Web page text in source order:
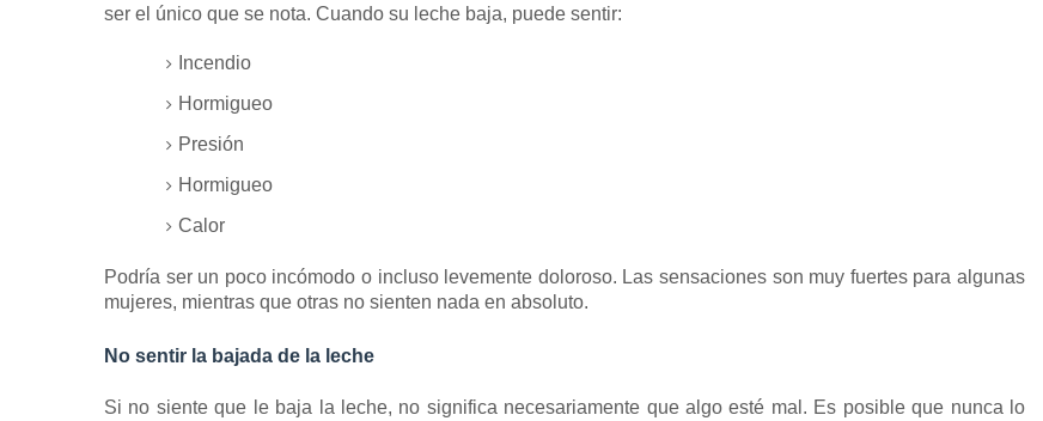
ser el único que se nota. Cuando su leche baja, puede sentir:
Incendio
Hormigueo
Presión
Hormigueo
Calor
Podría ser un poco incómodo o incluso levemente doloroso. Las sensaciones son muy fuertes para algunas
mujeres, mientras que otras no sienten nada en absoluto.
No sentir la bajada de la leche
Si no siente que le baja la leche, no significa necesariamente que algo esté mal. Es posible que nunca lo